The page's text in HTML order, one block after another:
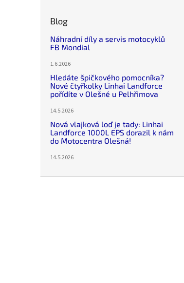
Blog
Náhradní díly a servis motocyklů
FB Mondial
1.6.2026
Hledáte špičkového pomocníka?
Nové čtyřkolky Linhai Landforce
pořídíte v Olešné u Pelhřimova
14.5.2026
Nová vlajková loď je tady: Linhai
Landforce 1000L EPS dorazil k nám
do Motocentra Olešná!
14.5.2026